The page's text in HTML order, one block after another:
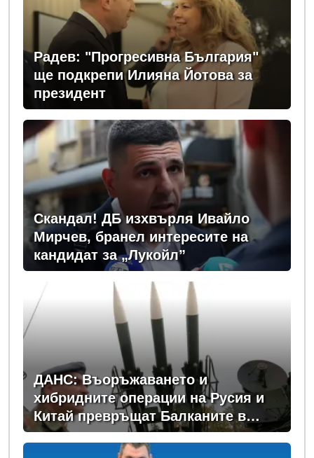
Радев: "Прогресивна България"
ще подкрепи Илияна Йотова за
президент
Скандал! ДБ изхвърля Ивайло
Мирчев, бранел интересите на
кандидат за „Лукойл”
ДАНС: Въоръжаването и
хибридните операции на Русия и
Китай превръщат Балканите в
зона на нестабилност